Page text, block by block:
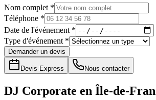
Nom complet *
Téléphone *
Date de l'événement *
Type d'événement *
Demander un devis
Devis Express Nous contacter
DJ Corporate en Île-de-